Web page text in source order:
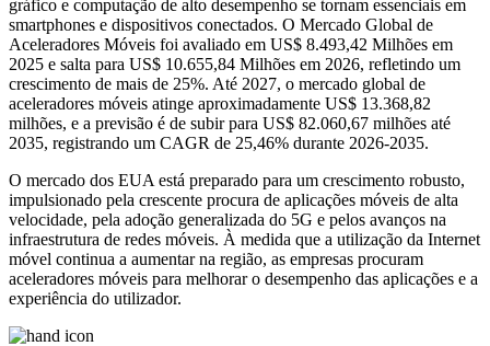
gráfico e computação de alto desempenho se tornam essenciais em
smartphones e dispositivos conectados. O Mercado Global de
Aceleradores Móveis foi avaliado em US$ 8.493,42 Milhões em
2025 e salta para US$ 10.655,84 Milhões em 2026, refletindo um
crescimento de mais de 25%. Até 2027, o mercado global de
aceleradores móveis atinge aproximadamente US$ 13.368,82
milhões, e a previsão é de subir para US$ 82.060,67 milhões até
2035, registrando um CAGR de 25,46% durante 2026-2035.
O mercado dos EUA está preparado para um crescimento robusto,
impulsionado pela crescente procura de aplicações móveis de alta
velocidade, pela adoção generalizada do 5G e pelos avanços na
infraestrutura de redes móveis. À medida que a utilização da Internet
móvel continua a aumentar na região, as empresas procuram
aceleradores móveis para melhorar o desempenho das aplicações e a
experiência do utilizador.